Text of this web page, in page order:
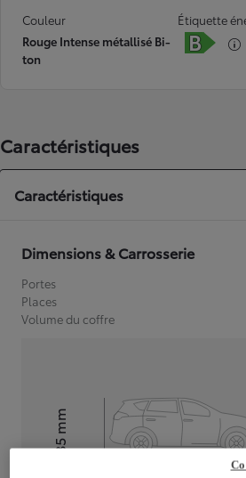
Couleur
Rouge Intense métallisé Bi-
ton
Étiquette
Caractéristiques
Caractéristiques
Dimensions & Carrosserie
Portes
Places
Volume du coffre
Hauteur
1 435
mm